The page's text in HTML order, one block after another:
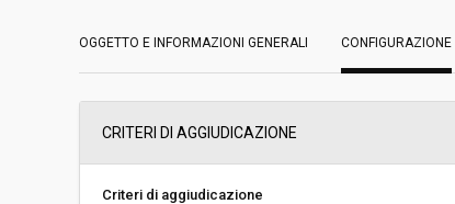
Svolgimento: Busta chiusa
Importo a base di gara soggetto a
Costi di sicurezza non soggetti a
OGGETTO E INFORMAZIONI GENERALI CONFIGURAZIONE
CRITERI DI AGGIUDICAZIONE
Criteri di aggiudicazione